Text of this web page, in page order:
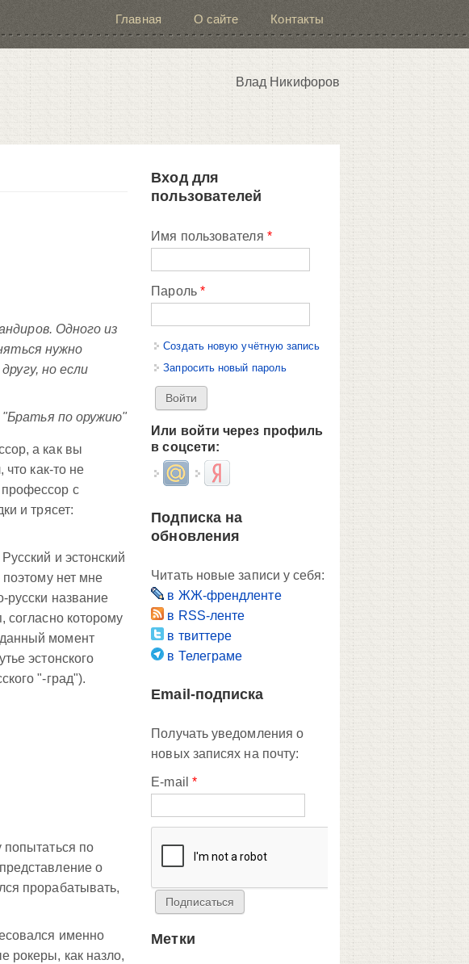
Главная О сайте Контакты
Влад Никифоров
Одного из
нужно
но если
по оружию"
а как вы
что как-то не
с
и трясет:
и эстонский
поэтому нет мне
русски название
согласно которому
данный момент
эстонского
"-град").
попытаться по
о
прорабатывать,
именно
рокеры, как назло,
Вход для
пользователей
Имя пользователя *
Пароль *
Создать новую учётную запись
Запросить новый пароль
Или войти через профиль
в соцсети:
Login with Mail.ruLogin with Яндекс
Подписка на
обновления
Читать новые записи у себя:
в ЖЖ-френдленте
в RSS-ленте
в твиттере
в Телеграме
Email-подписка
Получать уведомления о
новых записях на почту:
E-mail *
Метки